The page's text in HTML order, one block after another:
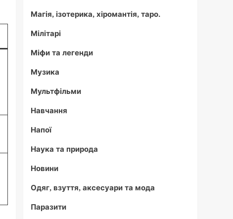
Магія, ізотерика, хіромантія, таро.
Мілітарі
Міфи та легенди
Музика
Мультфільми
Навчання
Напої
Наука та природа
Новини
Одяг, взуття, аксесуари та мода
Паразити